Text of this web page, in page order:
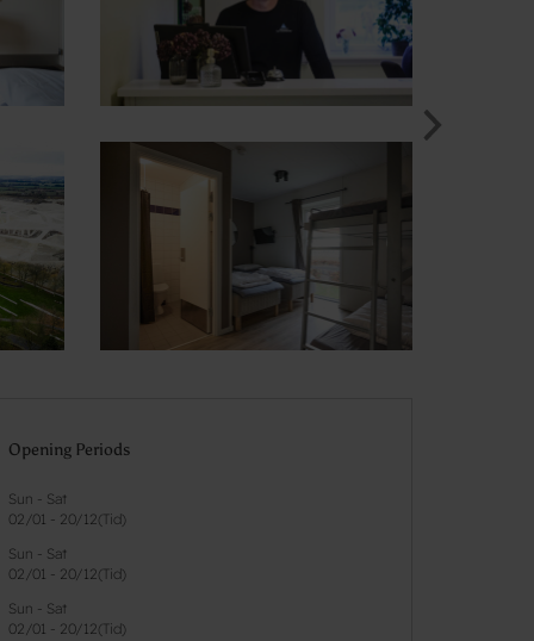
Opening Periods
Sun - Sat
02/01 - 20/12( Tid)
Sun - Sat
02/01 - 20/12( Tid)
Sun - Sat
02/01 - 20/12( Tid)